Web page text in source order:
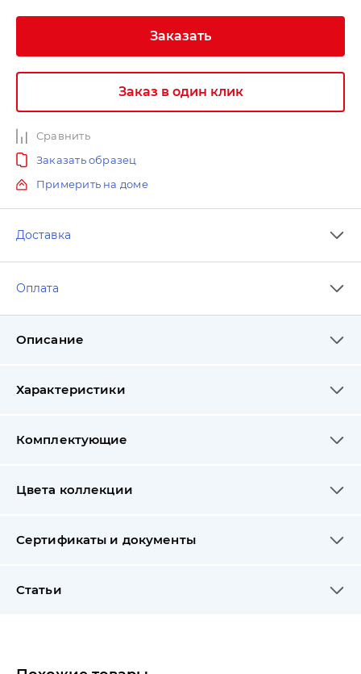
Заказать
Заказ в один клик
Сравнить
Заказать образец
Примерить на доме
Доставка
Оплата
Описание
Характеристики
Комплектующие
Цвета коллекции
Сертификаты и документы
Статьи